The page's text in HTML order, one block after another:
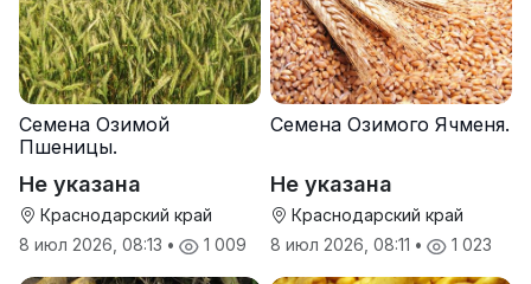
Семена Озимой
Пшеницы.
Не указана
Краснодарский край
8 июл 2026, 08:13 • 1 009
Семена Озимого Ячменя.
Не указана
Краснодарский край
8 июл 2026, 08:11 • 1 023